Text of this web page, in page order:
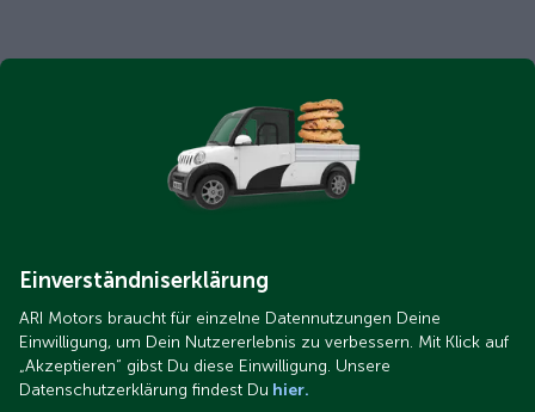
Einverständniserklärung
ARI Motors braucht für einzelne Datennutzungen Deine
Einwilligung, um Dein Nutzererlebnis zu verbessern. Mit Klick auf
„Akzeptieren“ gibst Du diese Einwilligung. Unsere
Datenschutzerklärung findest Du hier.